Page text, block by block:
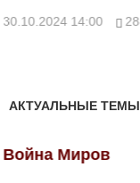
АКТУАЛЬНЫЕ ТЕМЫ
Война Миров